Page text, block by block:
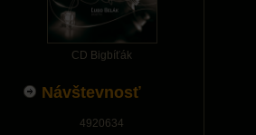
CD Bigbíťák
Návštevnosť
4920634